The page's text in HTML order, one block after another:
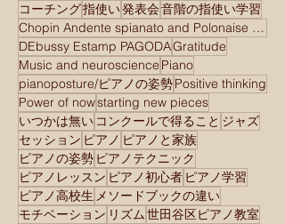
コーチング指使い発表会音階の指使い学習
Chopin Andente spianato and Polonaise brilliant
DEbussy Estamp PAGODAGratitude
Music and neuroscience Piano
pianoposture/ピアノの姿勢Positive thinking
Power of nowstarting new pieces
いつかは無い コンクールで得ること ジャズ
セッション ピアノ ピアノと家族
ピアノの姿勢 ピアノテクニック
ピアノレッスン ピアノ初心者 ピアノ学習
ピアノ高校生 メソードブックの違い
モチベーション リズム世田谷区ピアノ教室